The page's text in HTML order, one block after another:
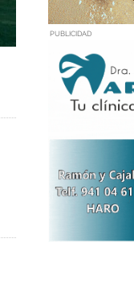
PUBLICIDAD